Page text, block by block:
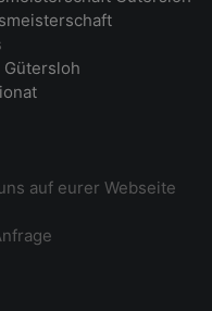
Gütersloh
auf eurer Webseite